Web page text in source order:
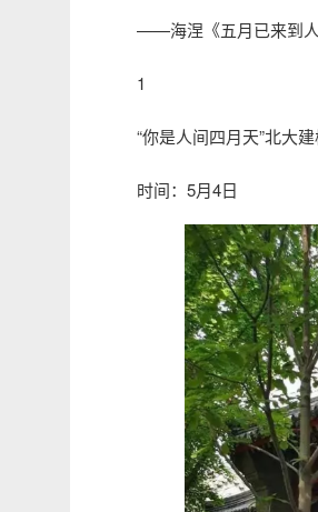
——海涅《五月已来到人
1
“你是人间四月天”北大建
时间：5月4日